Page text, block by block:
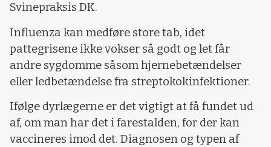
Svinepraksis DK.
Influenza kan medføre store tab, idet
pattegrisene ikke vokser så godt og let får
andre sygdomme såsom hjernebetændelser
eller ledbetændelse fra streptokokinfektioner.
Ifølge dyrlægerne er det vigtigt at få fundet ud
af, om man har det i farestalden, for der kan
vaccineres imod det. Diagnosen og typen af